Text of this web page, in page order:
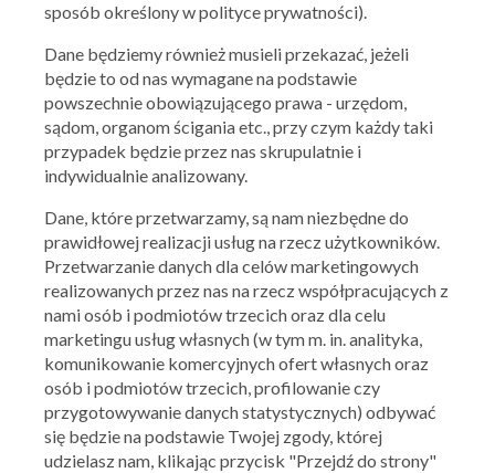
sposób określony w polityce prywatności).
Dane będziemy również musieli przekazać, jeżeli
będzie to od nas wymagane na podstawie
powszechnie obowiązującego prawa - urzędom,
sądom, organom ścigania etc., przy czym każdy taki
przypadek będzie przez nas skrupulatnie i
indywidualnie analizowany.
Dane, które przetwarzamy, są nam niezbędne do
prawidłowej realizacji usług na rzecz użytkowników.
Przetwarzanie danych dla celów marketingowych
realizowanych przez nas na rzecz współpracujących z
nami osób i podmiotów trzecich oraz dla celu
marketingu usług własnych (w tym m. in. analityka,
komunikowanie komercyjnych ofert własnych oraz
osób i podmiotów trzecich, profilowanie czy
przygotowywanie danych statystycznych) odbywać
się będzie na podstawie Twojej zgody, której
udzielasz nam, klikając przycisk "Przejdź do strony"